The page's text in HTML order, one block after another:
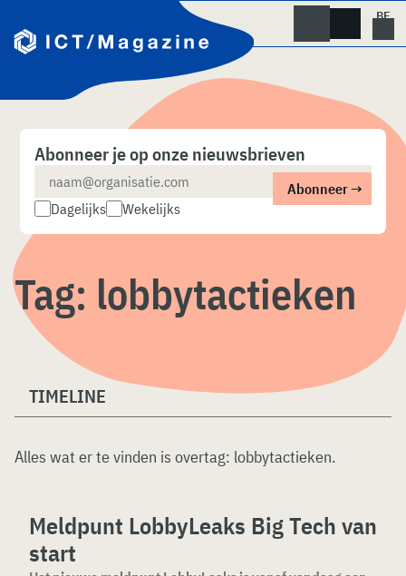
naar
content
Abonneer je op onze nieuwsbrieven
Dagelijks Wekelijks
Tag: lobbytactieken
TIMELINE
Alles wat er te vinden is overtag: lobbytactieken.
Meldpunt LobbyLeaks Big Tech van
start